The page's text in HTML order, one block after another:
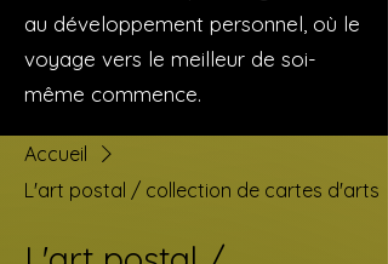
au développement personnel, où le
voyage vers le meilleur de soi-
même commence.
Accueil
L'art postal / collection de cartes d'arts